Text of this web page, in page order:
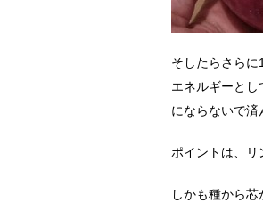
そしたらさらに
エネルギーと
にならないで済
ポイントは、リ
しかも種から芯